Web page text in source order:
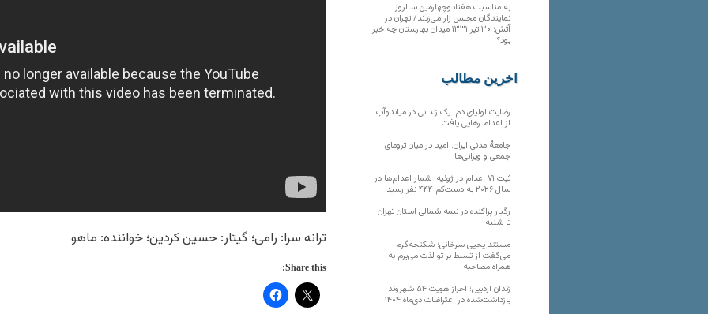
ترانه سرا: رامی؛ گیتار: حسین کردین؛ خواننده: ماهو
Share this:
به مناسبت هفتادوچهارمین سالروز:
نمایندگان مجلس زار می‌زدند/ تهران در
آتش؛ ۳۰ تیر ۱۳۳۱ میدان بهارستان چه خبر
بود؟
آخرین مطالب
رضایت اولیای دم؛ یک زندانی در میاندوآب
از اعدام رهایی یافت
جامعهٔ مدنی ایران: امید در میان ترومای
جمعی و ویرانی‌ها
ثبت ۷۱ اعدام در ژوئیه؛ شمار اعدام‌ها در
سال ۲۰۲۶ به دست‌کم ۴۴۴ نفر رسید
رگبار پراکنده در نیمه شمالی استان تهران
تا شنبه
مستند یحیی سرخانی؛ شکنجه‌گرم
می‌گفت از تسلط بر تو لذت می‌برم به
همراه مصاحبه
زندان اردبیل؛ احراز هویت ۵۴ شهروند
بازداشت‌شده در اعتراضات دی‌ماه ۱۴۰۴